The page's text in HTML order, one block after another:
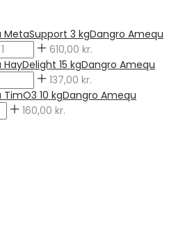
Dangro Amequ
610,00 kr.
Dangro Amequ
137,00 kr.
Dangro Amequ
160,00 kr.